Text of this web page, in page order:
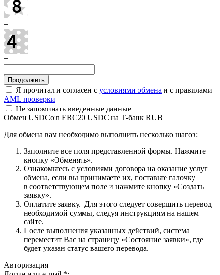
+
=
Я прочитал и согласен с условиями обмена и с правилами
AML проверки
Не запоминать введенные данные
Обмен USDCoin ERC20 USDC на Т-банк RUB
Для обмена вам необходимо выполнить несколько шагов:
Заполните все поля представленной формы. Нажмите
кнопку «Обменять».
Ознакомьтесь с условиями договора на оказание услуг
обмена, если вы принимаете их, поставьте галочку
в соответствующем поле и нажмите кнопку «Создать
заявку».
Оплатите заявку. Для этого следует совершить перевод
необходимой суммы, следуя инструкциям на нашем
сайте.
После выполнения указанных действий, система
переместит Вас на страницу «Состояние заявки», где
будет указан статус вашего перевода.
Авторизация